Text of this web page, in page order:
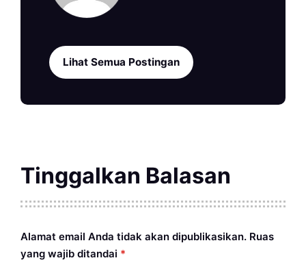
Lihat Semua Postingan
Tinggalkan Balasan
Alamat email Anda tidak akan dipublikasikan. Ruas
yang wajib ditandai *